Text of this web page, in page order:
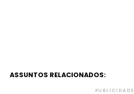
ASSUNTOS RELACIONADOS:
PUBLICIDADE